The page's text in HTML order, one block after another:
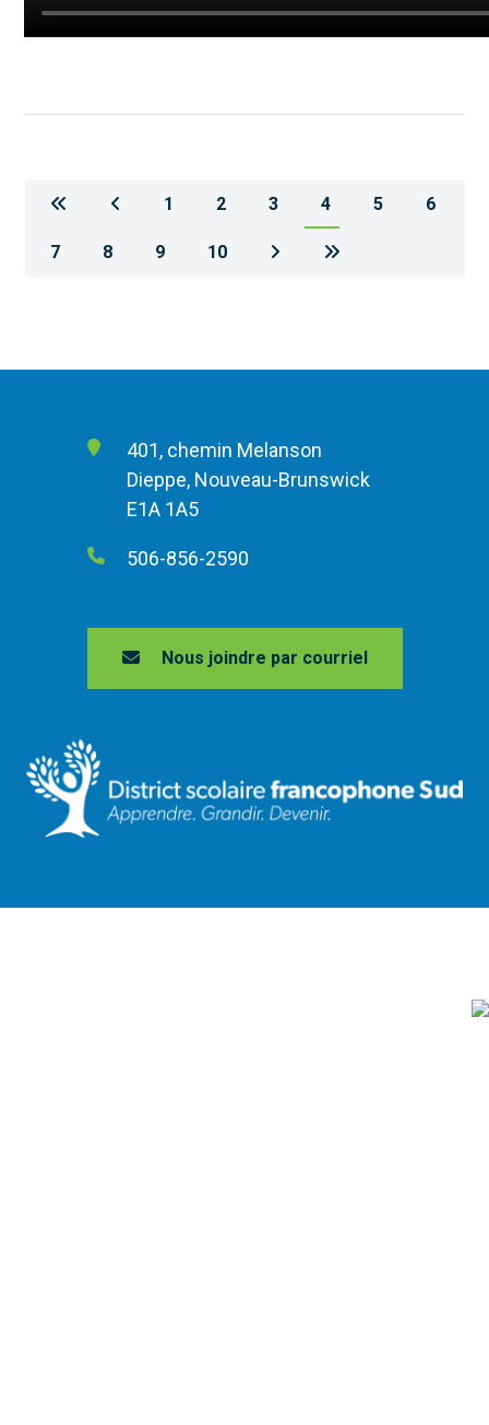
1 2 3 4 5 6
7 8 9 10
401, chemin Melanson
Dieppe, Nouveau-Brunswick
E1A 1A5
506-856-2590
Nous joindre par courriel